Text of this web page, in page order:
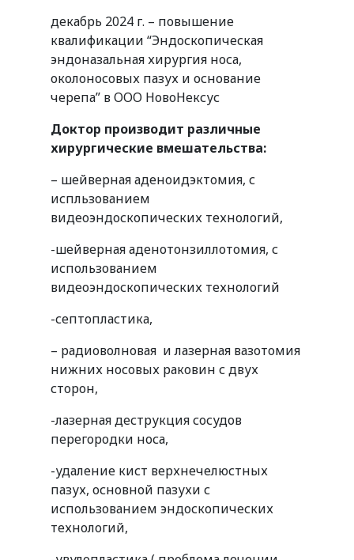
декабрь 2024 г. – повышение
квалификации “Эндоскопическая
эндоназальная хирургия носа,
околоносовых пазух и основание
черепа” в ООО НовоНексус
Доктор производит различные
хирургические вмешательства:
– шейверная аденоидэктомия, с
испльзованием
видеоэндоскопических технологий,
-шейверная аденотонзиллотомия, с
использованием
видеоэндоскопических технологий
-септопластика,
– радиоволновая и лазерная вазотомия
нижних носовых раковин с двух
сторон,
-лазерная деструкция сосудов
перегородки носа,
-удаление кист верхнечелюстных
пазух, основной пазухи с
использованием эндоскопических
технологий,